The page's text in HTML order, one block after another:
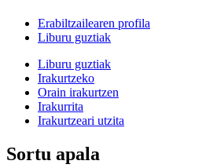
Erabiltzailearen profila
Liburu guztiak
Liburu guztiak
Irakurtzeko
Orain irakurtzen
Irakurrita
Irakurtzeari utzita
Sortu apala